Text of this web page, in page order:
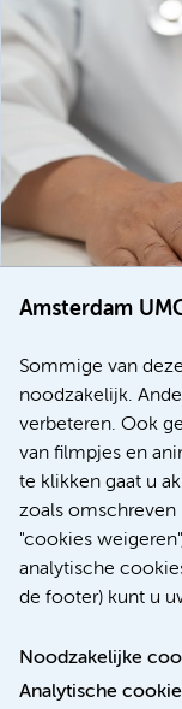
Amsterdam
Sommige van
noodzakelijk.
verbeteren. Ook
van filmpjes en
te klikken gaat u
zoals
"cookies
analytische
de footer) kunt u
Noodzakelijke
Analytische
voor patiënten